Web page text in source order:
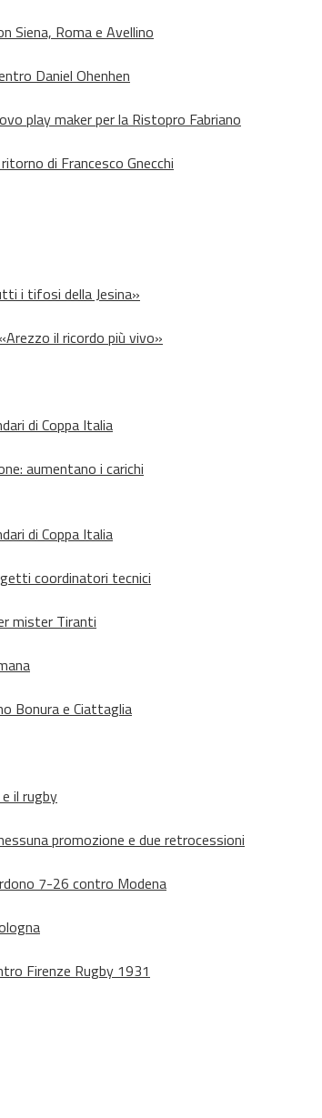
Siena, Roma e Avellino
Daniel Ohenhen
play maker per la Ristopro Fabriano
di Francesco Gnecchi
i tifosi della Jesina»
il ricordo più vivo»
di Coppa Italia
aumentano i carichi
di Coppa Italia
coordinatori tecnici
mister Tiranti
Bonura e Ciattaglia
il rugby
promozione e due retrocessioni
7-26 contro Modena
Firenze Rugby 1931